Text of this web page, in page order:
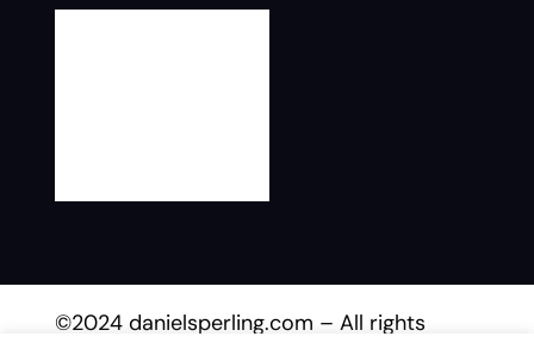
©2024 danielsperling.com – All rights